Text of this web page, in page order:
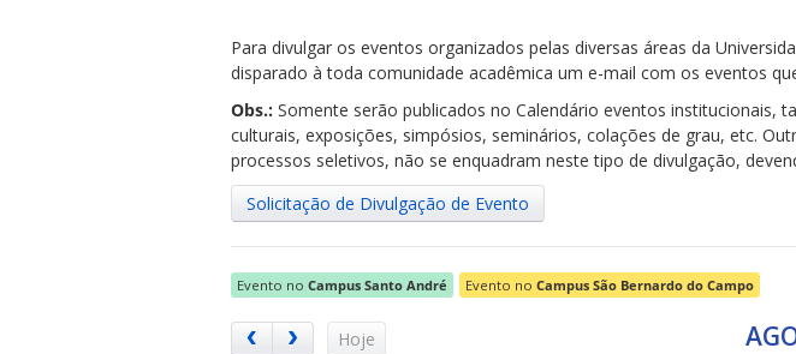
Para divulgar os eventos organizados pelas diversas áreas da
disparado à toda comunidade acadêmica um e-mail com os eventos
Obs.: Somente serão publicados no Calendário eventos institucionais,
culturais, exposições, simpósios, seminários, colações de grau, etc.
processos seletivos, não se enquadram neste tipo de divulgação,
Solicitação de Divulgação de Evento
Evento no Campus Santo André Evento no Campus São Bernardo do Campo
Hoje